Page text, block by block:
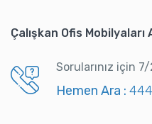
Çalışkan Ofis Mobilyaları
Sorularınız için 7/
Hemen Ara :